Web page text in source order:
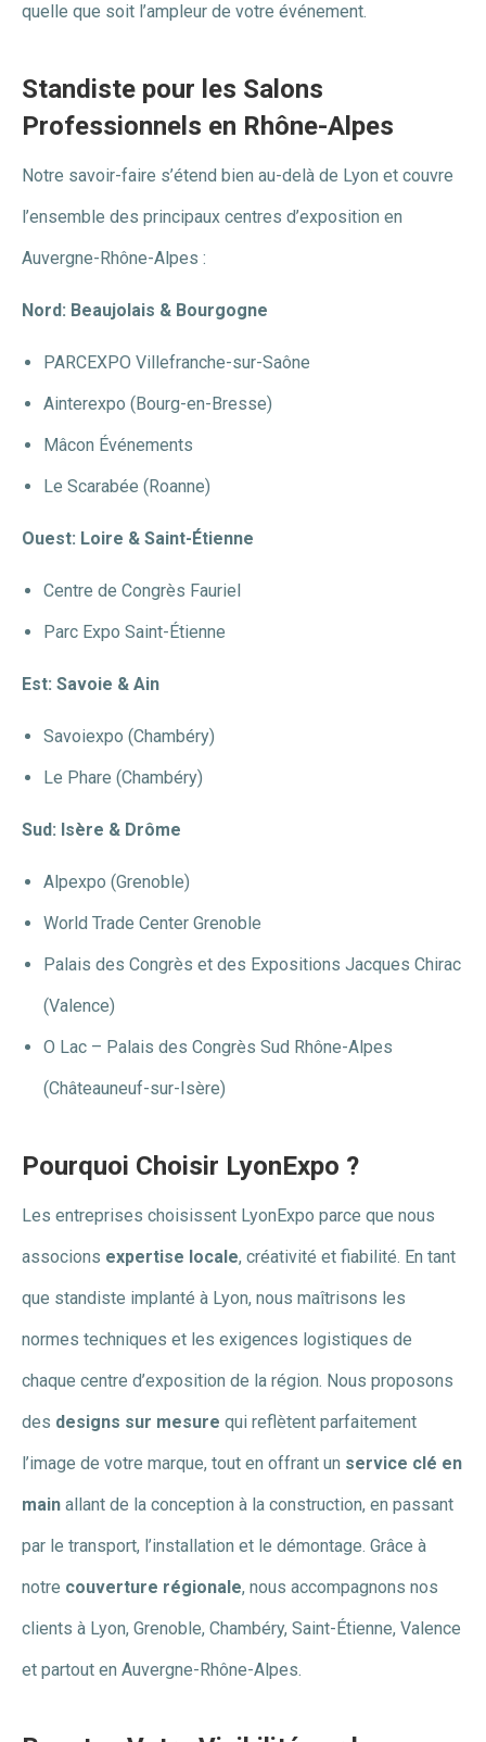
quelle que soit l’ampleur de votre événement.
Standiste pour les Salons
Professionnels en Rhône-Alpes
Notre savoir-faire s’étend bien au-delà de Lyon et couvre
l’ensemble des principaux centres d’exposition en
Auvergne-Rhône-Alpes :
Nord: Beaujolais & Bourgogne
PARCEXPO Villefranche-sur-Saône
Ainterexpo (Bourg-en-Bresse)
Mâcon Événements
Le Scarabée (Roanne)
Ouest: Loire & Saint-Étienne
Centre de Congrès Fauriel
Parc Expo Saint-Étienne
Est: Savoie & Ain
Savoiexpo (Chambéry)
Le Phare (Chambéry)
Sud: Isère & Drôme
Alpexpo (Grenoble)
World Trade Center Grenoble
Palais des Congrès et des Expositions Jacques Chirac
(Valence)
O Lac – Palais des Congrès Sud Rhône-Alpes
(Châteauneuf-sur-Isère)
Pourquoi Choisir LyonExpo ?
Les entreprises choisissent LyonExpo parce que nous
associons expertise locale, créativité et fiabilité. En tant
que standiste implanté à Lyon, nous maîtrisons les
normes techniques et les exigences logistiques de
chaque centre d’exposition de la région. Nous proposons
des designs sur mesure qui reflètent parfaitement
l’image de votre marque, tout en offrant un service clé en
main allant de la conception à la construction, en passant
par le transport, l’installation et le démontage. Grâce à
notre couverture régionale, nous accompagnons nos
clients à Lyon, Grenoble, Chambéry, Saint-Étienne, Valence
et partout en Auvergne-Rhône-Alpes.